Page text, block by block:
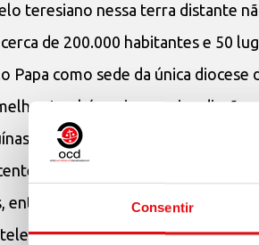
Consentir
teresiano nessa terra distante
de 200.000 habitantes e 50
Papa como sede da única
também a imensa irradiação
cobertas pela vegetação
limparam e
entre as quais as dos cinco
local – chegaram